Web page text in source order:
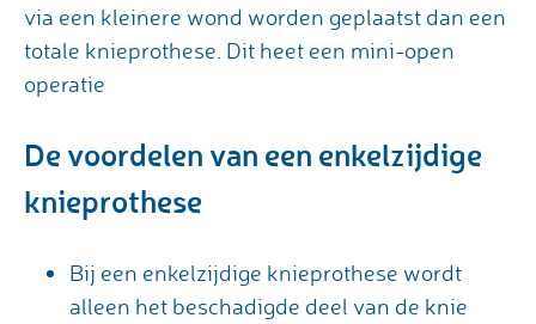
via een kleinere wond worden geplaatst dan een
totale knieprothese. Dit heet een mini-open
operatie
De voordelen van een enkelzijdige
knieprothese
Bij een enkelzijdige knieprothese wordt
alleen het beschadigde deel van de knie